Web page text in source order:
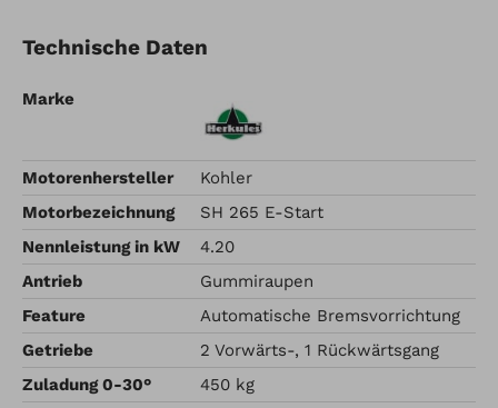
Technische Daten
Marke
Motorenhersteller
Kohler
Motorbezeichnung
SH 265 E-Start
Nennleistung in kW
4.20
Antrieb
Gummiraupen
Feature
Automatische Bremsvorrichtung
Getriebe
2 Vorwärts-, 1 Rückwärtsgang
Zuladung 0-30°
450 kg